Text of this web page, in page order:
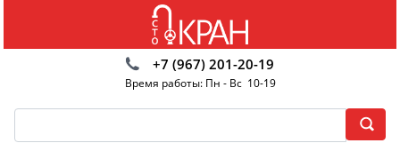
+7 (967) 201-20-19
Время работы: Пн - Вс 10-19